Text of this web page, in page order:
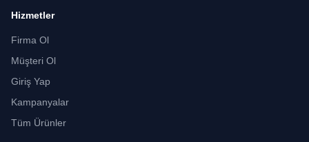
Hizmetler
Firma Ol
Müşteri Ol
Giriş Yap
Kampanyalar
Tüm Ürünler